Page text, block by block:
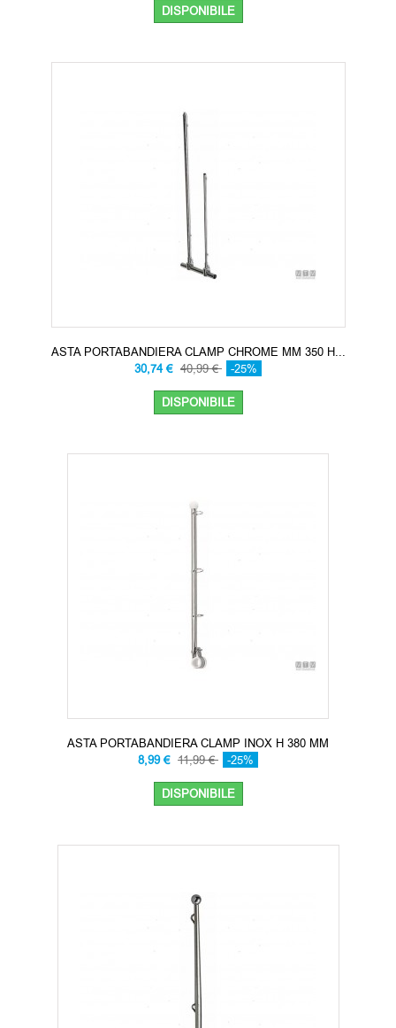
DISPONIBILE
ASTA PORTABANDIERA CLAMP CHROME MM 350 H...
30,74 € 40,99 € -25%
DISPONIBILE
ASTA PORTABANDIERA CLAMP INOX H 380 MM
8,99 € 11,99 € -25%
DISPONIBILE